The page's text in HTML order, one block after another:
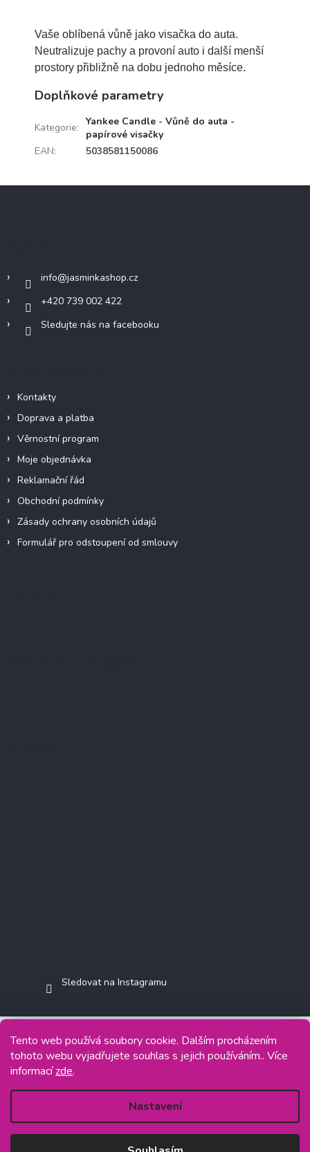
Tento web používá soubory cookie. Dalším procházením
tohoto webu vyjadřujete souhlas s jejich používáním.. Více
informacízde.
Nastavení
Vaše oblíbená vůně jako visačka do auta.
Neutralizuje pachy a provoní auto i další menší
prostory přibližně na dobu jednoho měsíce.
Doplňkové parametry
Kategorie: Yankee Candle - Vůně do auta -
papírové visačky
EAN: 5038581150086
info@jasminkashop.cz
+420 739 002 422
Sledujte nás na facebooku
Kontakty
Doprava a platba
Věrnostní program
Moje objednávka
Reklamační řád
Obchodní podmínky
Zásady ochrany osobních údajů
Formulář pro odstoupení od smlouvy
Sledovat na Instagramu
Copyright 2026Jasminkashop.cz. Všechna práva vyhrazena.
Vytvořil Shoptet